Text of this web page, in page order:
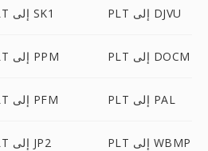
PLT إلى SK1 PLT إلى DJVU
PLT إلى PPM PLT إلى DOCM
PLT إلى PFM PLT إلى PAL
PLT إلى JP2 PLT إلى WBMP